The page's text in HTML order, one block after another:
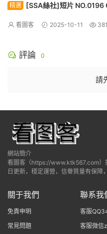
精選 [SSA絲社]短片 NO.0196
看圖客 2025-10-11 381
評論 0
請
網站簡介
看圖客（https://www.ktk567.com）
日更新，穩定運營，信譽質量有保障
關于我們
免責申明
常見問題
聯系我
客服
客服微信